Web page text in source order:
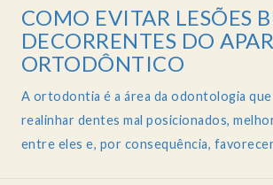
COMO EVITAR LESÕES
DECORRENTES DO
ORTODÔNTICO
A ortodontia é a área da odontologia que
realinhar dentes mal posicionados,
entre eles e, por consequência,